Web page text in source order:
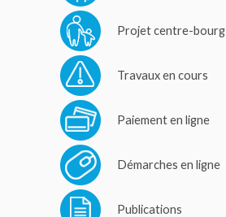
Projet centre-bourg
Travaux en cours
Paiement en ligne
Démarches en ligne
Publications